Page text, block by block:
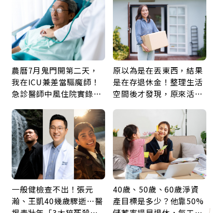
農曆7月鬼門開第二天，
我在ICU兼差當驅魔師！
急診醫師中風住院實錄：
原以為是在丟東西，結果
是在存退休金！整理生活
空間後才發現，原來活得
一般健檢查不出！張元
瀚、王凱40幾歲驟逝…醫
40歲、50歲、60歲淨資
產目標是多少？他靠50%